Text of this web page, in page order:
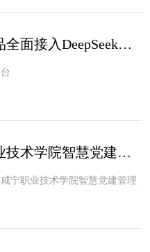
面接入DeepSeek大模
技术学院智慧党建管理
宁职业技术学院智慧党建管理